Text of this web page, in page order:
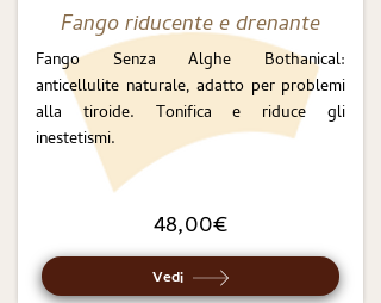
Fango riducente e drenante
Fango Senza Alghe Bothanical:
anticellulite naturale, adatto per problemi
alla tiroide. Tonifica e riduce gli
inestetismi.
48,00€
Vedi